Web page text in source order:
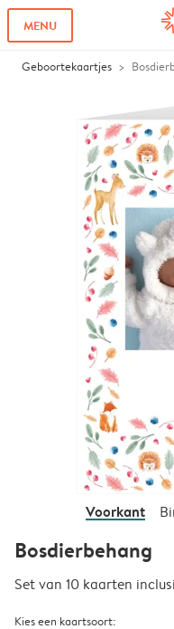
MENU
Geboortekaartjes
Voorkant
Bosdierbehang
Set van 10 kaarten
Kies een kaartsoort: